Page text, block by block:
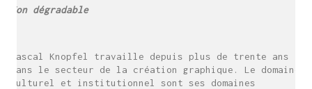
Non dégradable
Pascal Knopfel travaille depuis plus de trente ans
dans le secteur de la création graphique. Le domaine
culturel et institutionnel sont ses domaines